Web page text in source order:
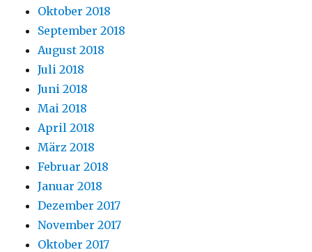
Oktober 2018
September 2018
August 2018
Juli 2018
Juni 2018
Mai 2018
April 2018
März 2018
Februar 2018
Januar 2018
Dezember 2017
November 2017
Oktober 2017